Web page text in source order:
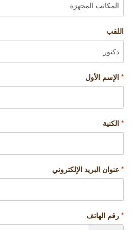
اللقب
* الإسم الأول
* الكنية
* عنوان البريد الإلكتروني
* رقم الهاتف